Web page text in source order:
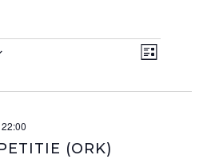
Lijst
(ORK)
22:00